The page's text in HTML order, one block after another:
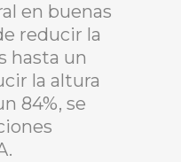
en buenas
reducir la
hasta un
la altura
84%, se